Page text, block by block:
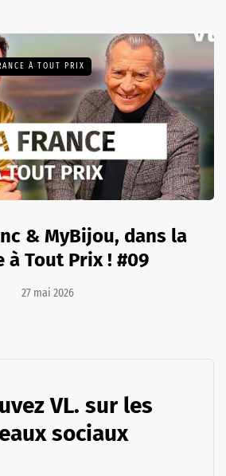
À TOUT PRIX
& MyBijou, dans la
à Tout Prix ! #09
27 mai 2026
VL. sur les
sociaux